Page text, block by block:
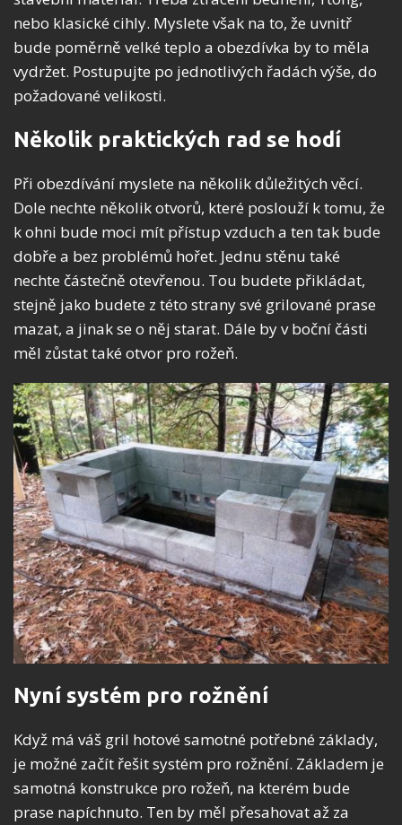
nebo klasické cihly. Myslete však na to, že uvnitř
bude poměrně velké teplo a obezdívka by to měla
vydržet. Postupujte po jednotlivých řadách výše, do
požadované velikosti.
Několik praktických rad se hodí
Při obezdívání myslete na několik důležitých věcí.
Dole nechte několik otvorů, které poslouží k tomu, že
k ohni bude moci mít přístup vzduch a ten tak bude
dobře a bez problémů hořet. Jednu stěnu také
nechte částečně otevřenou. Tou budete přikládat,
stejně jako budete z této strany své grilované prase
mazat, a jinak se o něj starat. Dále by v boční části
měl zůstat také otvor pro rožeň.
Nyní systém pro rožnění
Když má váš gril hotové samotné potřebné základy,
je možné začít řešit systém pro rožnění. Základem je
samotná konstrukce pro rožeň, na kterém bude
prase napíchnuto. Ten by měl přesahovat až za